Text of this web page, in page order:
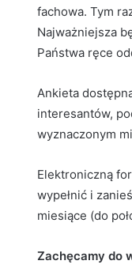
fachowa. Tym
Najważniejsza
Państwa ręce
Ankieta
interesantów,
wyznaczonym
Elektroniczną
wypełnić i
miesiące (do
Zachęcamy do